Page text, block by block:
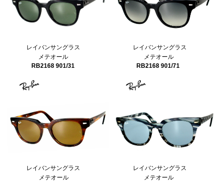
レイバンサングラス
メテオール
RB2168 901/31
レイバンサングラス
メテオール
RB2168 901/71
レイバンサングラス
メテオール
レイバンサングラス
メテオール